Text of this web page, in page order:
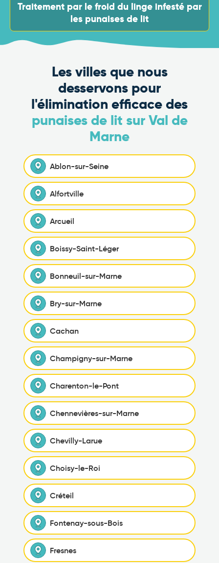
Traitement par le froid du linge infesté par
les punaises de lit
Les villes que nous
desservons pour
l'élimination efficace des
punaises de lit sur Val de
Marne
Ablon-sur-Seine
Alfortville
Arcueil
Boissy-Saint-Léger
Bonneuil-sur-Marne
Bry-sur-Marne
Cachan
Champigny-sur-Marne
Charenton-le-Pont
Chennevières-sur-Marne
Chevilly-Larue
Choisy-le-Roi
Créteil
Fontenay-sous-Bois
Fresnes